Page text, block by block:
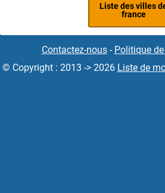
Liste des villes
france
Contactez-nous- Politique
© Copyright : 2013 -> 2026 Liste de